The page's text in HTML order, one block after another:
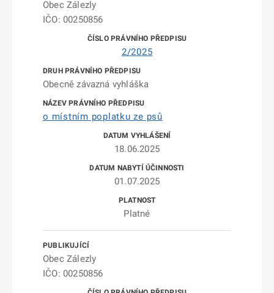
Obec Zálezly
IČO: 00250856
2/2025
Obecně závazná vyhláška
o místním poplatku ze psů
18.06.2025
01.07.2025
Platné
Obec Zálezly
IČO: 00250856